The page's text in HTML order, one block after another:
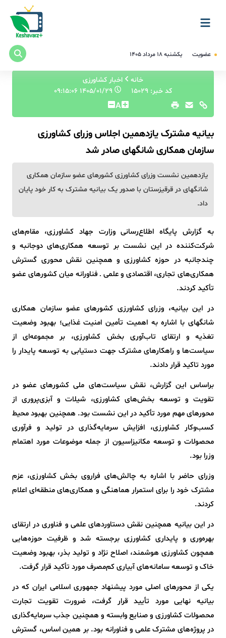
عضویت یکشنبه ۱۸ مرداد ۱۴۰۵
خانه
اخبار کشاورزی
کد خبر: 15029
A
بیانیه مشترک یازدهمین اجلاس وزرای کشاورزی
سازمان همکاری شانگهای صادر شد
یازدهمین نشست وزرای کشاورزی کشورهای عضو سازمان همکاری
شانگهای در قرقیزستان با صدور یک بیانیه مشترک به کار خود پایان
داد.
به گزارش پایگاه اطلاع‌رسانی وزارت جهاد کشاورزی، مقام‌های
شرکت‌کننده در این نشست بر توسعه همکاری‌های دوجانبه و
چندجانبه در حوزه کشاورزی و همچنین نقش محوری گسترش
همکاری‌های تجاری، اقتصادی و علمی ـ فناورانه میان کشورهای عضو
تأکید کردند.
در این بیانیه، وزرای کشاورزی کشورهای عضو سازمان همکاری
شانگهای با اشاره به اهمیت تأمین امنیت غذایی؛ بهبود وضعیت
تغذیه و ارتقای تاب‌آوری بخش کشاورزی، بر مجموعه‌ای از
سیاست‌ها و راهکارهای مشترک جهت دستیابی به توسعه پایدار را
مورد تاکید قرار دادند.
براساس این گزارش، نقش سیاست‌های ملی کشورهای عضو در
تقویت و توسعه بخش‌های کشاورزی، شیلات و آبزی‌پروری از
محورهای مهم مورد تأکید در این نشست بود. همچنین بهبود محیط
کسب‌وکار کشاورزی، افزایش سرمایه‌گذاری در تولید و فرآوری
محصولات و توسعه مکانیزاسیون از جمله موضوعات مورد اهتمام
وزرا بود.
وزرای حاضر با اشاره به چالش‌های فراروی بخش کشاورزی، عزم
مشترک خود را برای استمرار هماهنگی و همکاری‌های منطقه‌ای اعلام
کردند.
در این بیانیه همچنین نقش دستاوردهای علمی و فناوری در ارتقای
بهره‌وری و پایداری کشاورزی برجسته شد و ظرفیت حوزه‌هایی
همچون کشاورزی هوشمند، اصلاح نژاد و تولید بذر، بهبود وضعیت
خاک و توسعه سامانه‌های آبیاری کم‌مصرف مورد تأکید قرار گرفت.
یکی از محورهای اصلی مورد پیشنهاد جمهوری اسلامی ایران که در
بیانیه نهایی مورد تأیید قرار گرفت، ضرورت تقویت تجارت
محصولات کشاورزی و صنایع وابسته و همچنین جذب سرمایه‌گذاری
در پروژه‌های مشترک علمی و فناورانه بود. بر همین اساس، گسترش